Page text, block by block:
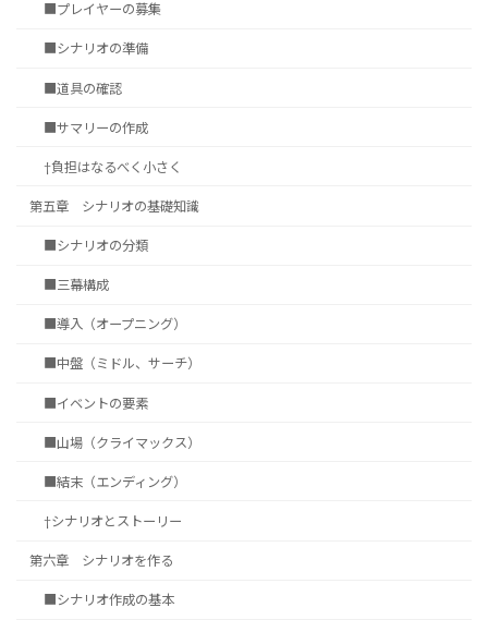
■プレイヤーの募集
■シナリオの準備
■道具の確認
■サマリーの作成
†負担はなるべく小さく
第五章 シナリオの基礎知識
■シナリオの分類
■三幕構成
■導入（オープニング）
■中盤（ミドル、サーチ）
■イベントの要素
■山場（クライマックス）
■結末（エンディング）
†シナリオとストーリー
第六章 シナリオを作る
■シナリオ作成の基本